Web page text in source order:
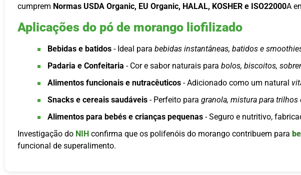
cumprem Normas USDA Organic, EU Organic, HALAL, KOSHER e ISO22000A
Aplicações do pó de morango liofilizado
Bebidas e batidos - Ideal para bebidas instantâneas, batidos e
Padaria e Confeitaria - Cor e sabor naturais para bolos, biscoitos,
Alimentos funcionais e nutracêuticos - Adicionado como um natural
Snacks e cereais saudáveis - Perfeito para granola, mistura para trilhos
Alimentos para bebés e crianças pequenas - Seguro e nutritivo,
Investigação do NIH confirma que os polifenóis do morango contribuem para
funcional de superalimento.